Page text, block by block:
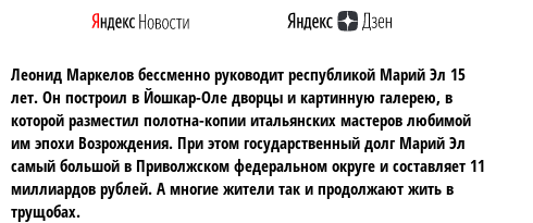
Леонид Маркелов бессменно руководит республикой Марий Эл 15
лет. Он построил в Йошкар-Оле дворцы и картинную галерею, в
которой разместил полотна-копии итальянских мастеров любимой
им эпохи Возрождения. При этом государственный долг Марий Эл
самый большой в Приволжском федеральном округе и составляет 11
миллиардов рублей. А многие жители так и продолжают жить в
трущобах.